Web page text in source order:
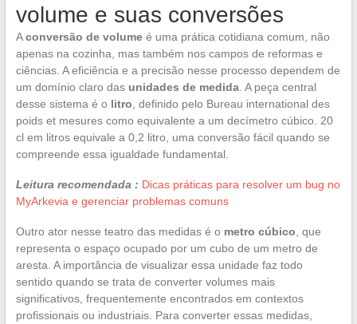
volume e suas conversões
Aconversão de volumeé uma prática cotidiana comum, não
apenas na cozinha, mas também nos campos de reformas e
ciências. A eficiência e a precisão nesse processo dependem de
um domínio claro das unidades de medida. A peça central
desse sistema é o litro , definido pelo Bureau international des
poids et mesures como equivalente a um decímetro cúbico. 20
cl em litros equivale a 0,2 litro, uma conversão fácil quando se
compreende essa igualdade fundamental.
Leitura recomendada : Dicas práticas para resolver um bug no
MyArkevia e gerenciar problemas comuns
Outro ator nesse teatro das medidas é o metro cúbico , que
representa o espaço ocupado por um cubo de um metro de
aresta. A importância de visualizar essa unidade faz todo
sentido quando se trata de converter volumes mais
significativos, frequentemente encontrados em contextos
profissionais ou industriais. Para converter essas medidas,